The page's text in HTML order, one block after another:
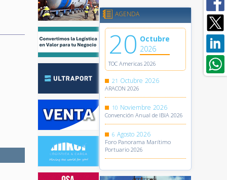
AGENDA
20 Octubre
2026
TOC Americas 2026
21 Octubre 2026
ARACON 2026
10 Noviembre 2026
Convención Anual de IBIA 2026
6 Agosto 2026
Foro Panorama Marítimo
Portuario 2026